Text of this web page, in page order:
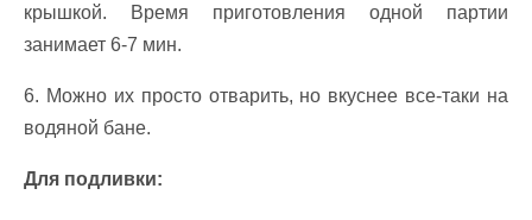
крышкой. Время приготовления одной партии
занимает 6-7 мин.
6. Можно их просто отварить, но вкуснее все-таки на
водяной бане.
Для подливки: